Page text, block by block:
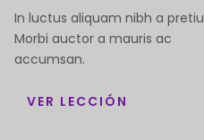
In luctus aliquam nibh a
Morbi auctor a mauris ac
accumsan.
VER LECCIÓN